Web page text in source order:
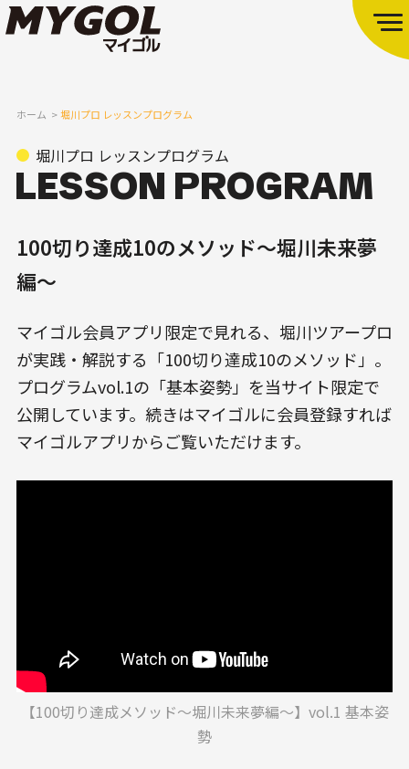
ホーム 堀川プロ レッスンプログラム
堀川プロ レッスンプログラム
100切り達成10のメソッド〜堀川未来夢
編〜
マイゴル会員アプリ限定で見れる、堀川ツアープロ
が実践・解説する「100切り達成10のメソッド」。
プログラムvol.1の「基本姿勢」を当サイト限定で
公開しています。続きはマイゴルに会員登録すれば
マイゴルアプリからご覧いただけます。
【100切り達成メソッド〜堀川未来夢編〜】vol.1 基本姿
勢